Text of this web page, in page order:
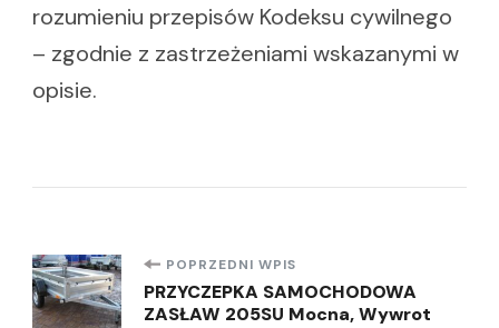
rozumieniu przepisów Kodeksu cywilnego
– zgodnie z zastrzeżeniami wskazanymi w
opisie.
Nawigacja
POPRZEDNI WPIS
PRZYCZEPKA SAMOCHODOWA
ZASŁAW 205SU Mocna, Wywrot